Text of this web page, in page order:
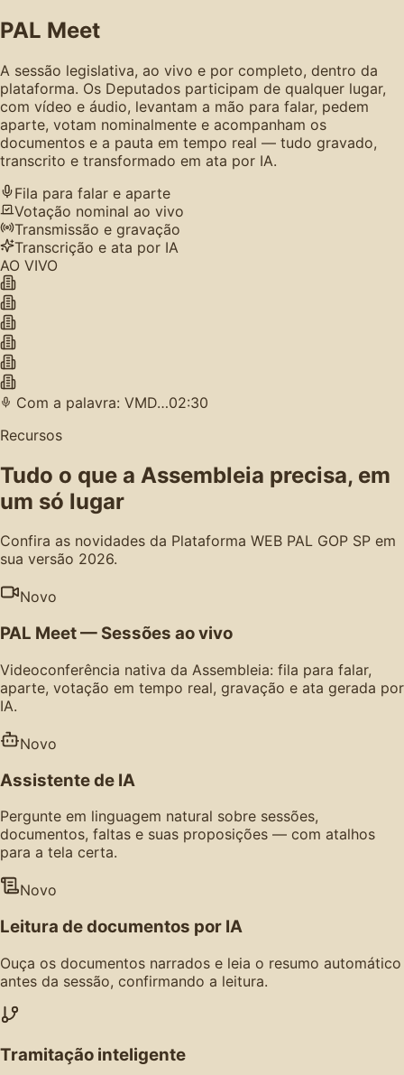
PAL Meet
A sessão legislativa, ao vivo e por completo, dentro da
plataforma. Os Deputados participam de qualquer lugar,
com vídeo e áudio, levantam a mão para falar, pedem
aparte, votam nominalmente e acompanham os
documentos e a pauta em tempo real — tudo gravado,
transcrito e transformado em ata por IA.
Fila para falar e aparte
Votação nominal ao vivo
Transmissão e gravação
Transcrição e ata por IA
AO VIVO
Com a palavra: VMD…02:30
Recursos
Tudo o que a Assembleia precisa, em
um só lugar
Confira as novidades da Plataforma WEB PAL GOP SP em
sua versão 2026.
Novo
PAL Meet — Sessões ao vivo
Videoconferência nativa da Assembleia: fila para falar,
aparte, votação em tempo real, gravação e ata gerada por
IA.
Novo
Assistente de IA
Pergunte em linguagem natural sobre sessões,
documentos, faltas e suas proposições — com atalhos
para a tela certa.
Novo
Leitura de documentos por IA
Ouça os documentos narrados e leia o resumo automático
antes da sessão, confirmando a leitura.
Tramitação inteligente